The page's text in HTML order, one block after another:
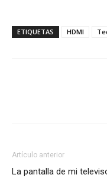
ETIQUETAS HDMI
Artículo anterior
La pantalla de mi